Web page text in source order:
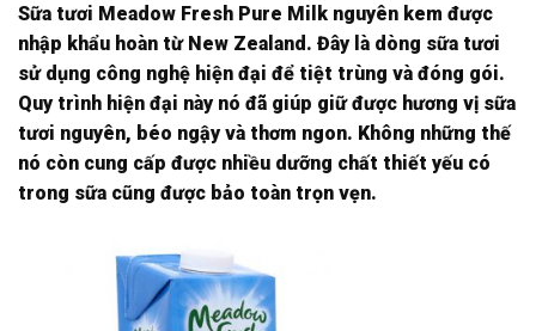
Sữa tươi Meadow Fresh Pure Milk nguyên kem được
nhập khẩu hoàn từ New Zealand. Đây là dòng sữa tươi
sử dụng công nghệ hiện đại để tiệt trùng và đóng gói.
Quy trình hiện đại này nó đã giúp giữ được hương vị sữa
tươi nguyên, béo ngậy và thơm ngon. Không những thế
nó còn cung cấp được nhiều dưỡng chất thiết yếu có
trong sữa cũng được bảo toàn trọn vẹn.